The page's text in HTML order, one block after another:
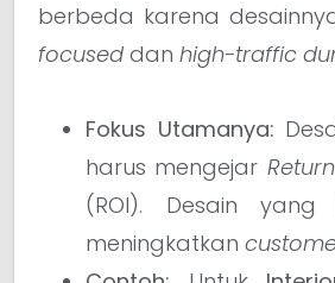
berbeda karena
focused dan high-traffic
Fokus Utamanya:
harus mengejar
(ROI). Desain
meningkatkan